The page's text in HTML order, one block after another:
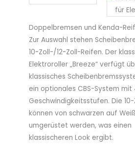
Doppelbremsen und Kenda-
Zur Auswahl stehen
10-Zoll-/12-Zoll-Reifen. Der
Elektroroller „Breeze“ verfügt
klassisches
ein optionales CBS-System mit
Geschwindigkeitsstufen. Die
können von schwarzen auf
umgerüstet werden, was einen
klassischeren Look ergibt.